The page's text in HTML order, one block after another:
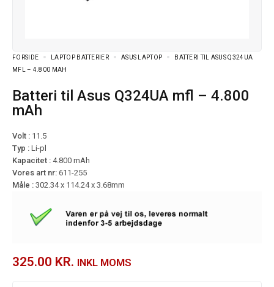
FORSIDE LAPTOP BATTERIER ASUS LAPTOP
BATTERI TIL ASUS Q324UA
MFL – 4.800 MAH
Batteri til Asus Q324UA mfl – 4.800
mAh
Volt : 11.5
Typ : Li-pl
Kapacitet : 4.800 mAh
Vores art nr: 611-255
Måle : 302.34 x 114.24 x 3.68mm
325.00 KR. INKL MOMS